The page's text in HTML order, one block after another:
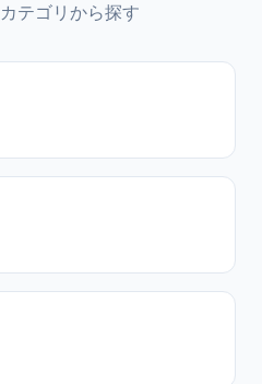
テゴリから探す